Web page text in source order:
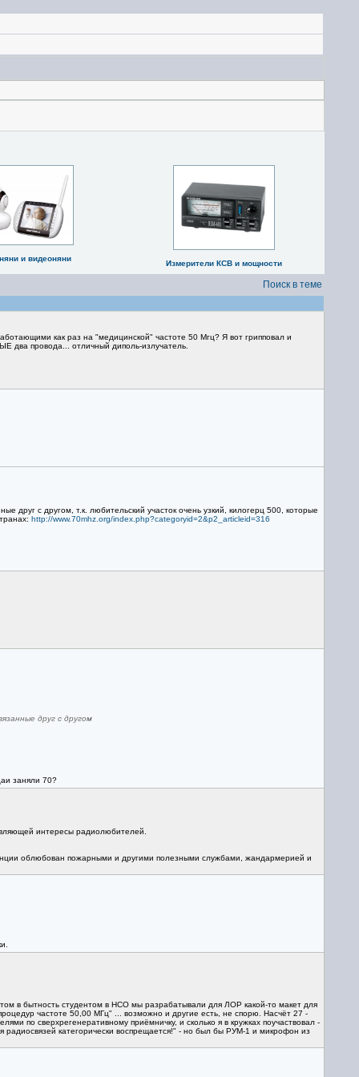
и видеоняни
Измерители КСВ и мощности
Поиск в теме
как раз на "медицинской" частоте 50 Мгц? Я вот грипповал и
провода... отличный диполь-излучатель.
друг с другом, т.к. любительский участок очень узкий, килогерц 500, которые
http://www.70mhz.org/index.php?categoryid=2&p2_articleid=316
друг с другом
заняли 70?
интересы радиолюбителей.
облюбован пожарными и другими полезными службами, жандармерией и
в бытность студентом в НСО мы разрабатывали для ЛОР какой-то макет для
частоте 50,00 МГц" ... возможно и другие есть, не спорю. Насчёт 27 -
по сверхрегенеративному приёмничку, и сколько я в кружках поучаствовал -
категорически воспрещается!" - но был бы РУМ-1 и микрофон из